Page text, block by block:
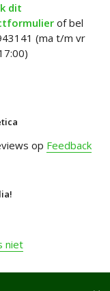
dit
of bel
(ma t/m vr
op Feedback
niet